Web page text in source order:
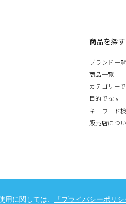
商品を探す
ブランド一覧
商品一覧
カテゴリー
目的で探す
キーワード
販売店につ
に関しては、 「プライバシーポリシ